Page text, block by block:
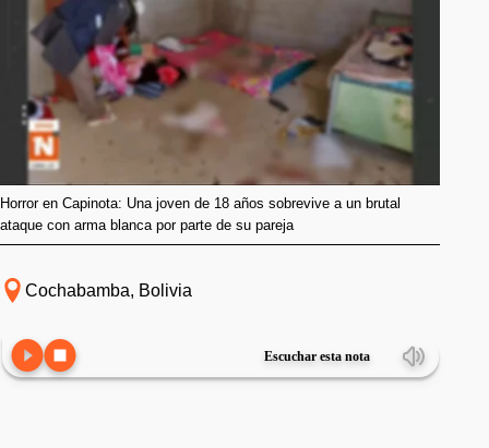
Horror en Capinota: Una joven de 18 años sobrevive a un brutal
ataque con arma blanca por parte de su pareja
Cochabamba, Bolivia
Escuchar esta nota